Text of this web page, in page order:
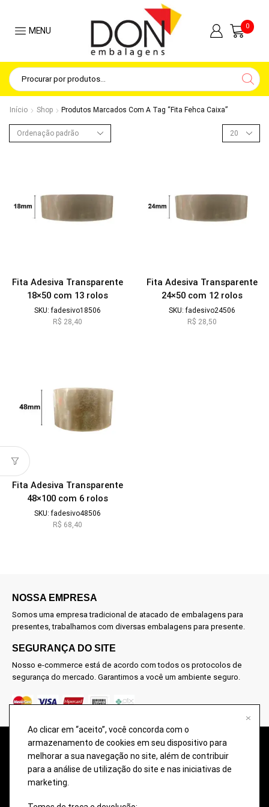
MENU 0
Início Shop Produtos Marcados Com A Tag “fita Fehca Caixa”
Fita Adesiva Transparente
18×50 com 13 rolos
SKU:fadesivo18506
R$ 28,40
Fita Adesiva Transparente
24×50 com 12 rolos
SKU:fadesivo24506
R$ 28,50
Fita Adesiva Transparente
48×100 com 6 rolos
SKU:fadesivo48506
R$ 68,40
NOSSA EMPRESA
Somos uma empresa tradicional de atacado de embalagens para
presentes, trabalhamos com diversas embalagens para presente.
SEGURANÇA DO SITE
Nosso e-commerce está de acordo com todos os protocolos de
segurança do mercado. Garantimos a você um ambiente seguro.
@2026 – TODOS OS DIREITOS RESERVADOS À DON EMBALAGENS –
COMÉRCIO DE EMBALAGENS PARA PRESENTES. Imagens meramente
ilustrativas, qualquer semelhança é uma mera coincidência.
estoque da loja física. Eventuais promoções, descontos e prazos de
Ao clicar em “aceito”, você concorda com o
armazenamento de cookies em seu dispositivo para
melhorar a sua navegação no site, além de contribuir
para a análise de utilização do site e nas iniciativas de
marketing.